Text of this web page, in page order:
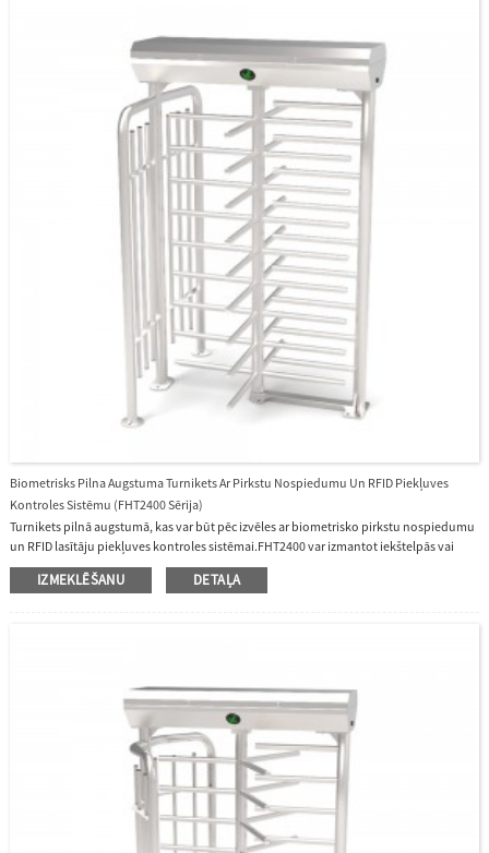
Biometrisks Pilna Augstuma Turnikets Ar Pirkstu Nospiedumu Un RFID Piekļuves
Kontroles Sistēmu (FHT2400 Sērija)
Turnikets pilnā augstumā, kas var būt pēc izvēles ar biometrisko pirkstu nospiedumu
un RFID lasītāju piekļuves kontroles sistēmai.FHT2400 var izmantot iekštelpās vai
ārā.Tas ir ar pusautomātisku mehānismu, redzamu indikatoru, US304 nerūsējošā
tērauda korpusu un modulāru dizainu.
IZMEKLĒŠANU DETAĻA